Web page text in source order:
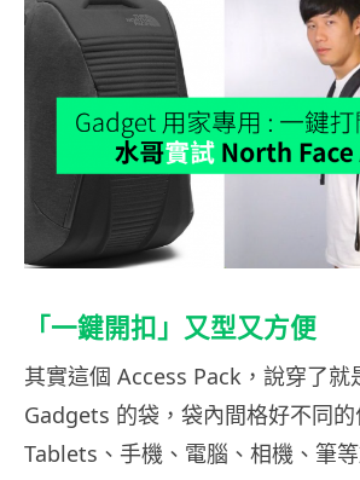
「一鍵開扣」又型又方便
其實這個 Access Pack，說穿了就
Gadgets 的袋，袋內間格好不同
Tablets、手機、電腦、相機、筆